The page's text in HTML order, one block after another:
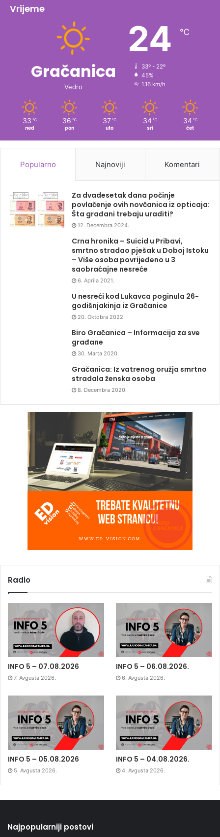
Vrijeme
Gračanica
Vedro
24 ℃
33º - 22º
45%
1.16 km/h
33 ℃
ned
36 ℃
pon
37 ℃
uto
34 ℃
sri
34 ℃
čet
Popularno Najnoviji Komentari
Za dvadesetak dana počinje
povlačenje ovih novčanica iz opticaja:
Šta građani trebaju uraditi?
12. Decembra 2024.
Crna hronika – Suicid u Pribavi,
smrtno stradao pješak u Doboj Istoku
– Više osoba povrijeđeno u 3
saobraćajne nesreće
6. Aprila 2021.
U nesreći kod Lukavca poginula 26-
godišnjakinja iz Gračanice
20. Oktobra 2022.
Biro Gračanica – Informacija za sve
građane
30. Marta 2020.
Gračanica: Iz vatrenog oružja smrtno
stradala ženska osoba
8. Decembra 2020.
Radio
INFO 5 – 07.08.2026
7. Avgusta 2026.
INFO 5 – 06.08.2026.
6. Avgusta 2026.
INFO 5 – 05.08.2026
5. Avgusta 2026.
INFO 5 – 04.08.2026.
4. Avgusta 2026.
Najpopularniji postovi